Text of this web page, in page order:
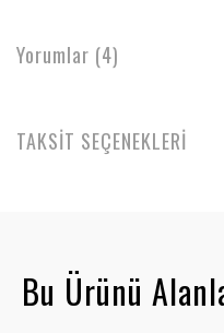
Yorumlar (4)
TAKSİT SEÇENEKLERİ
Bu Ürünü